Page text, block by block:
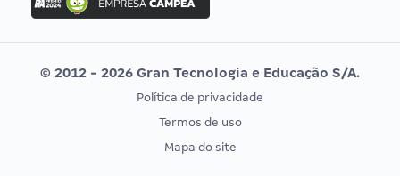
Concurso MPU
Editais publicados
Vunesp
CONCURSOS POR PROFISSÃO
EXAME DE ORDEM
© 2012 - 2026 Gran Tecnologia e Educação S/A.
Política de privacidade
Termos de uso
Mapa do site